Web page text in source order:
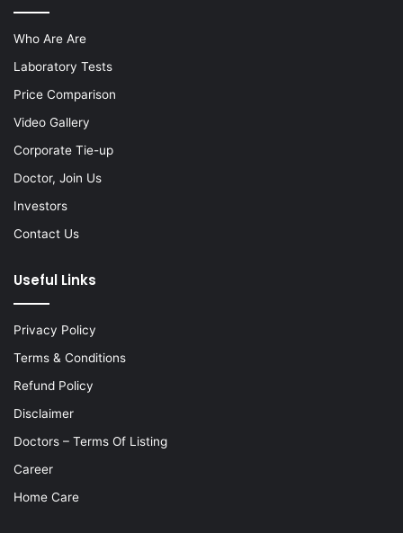
Who Are Are
Laboratory Tests
Price Comparison
Video Gallery
Corporate Tie-up
Doctor, Join Us
Investors
Contact Us
Useful Links
Privacy Policy
Terms & Conditions
Refund Policy
Disclaimer
Doctors – Terms Of Listing
Career
Home Care